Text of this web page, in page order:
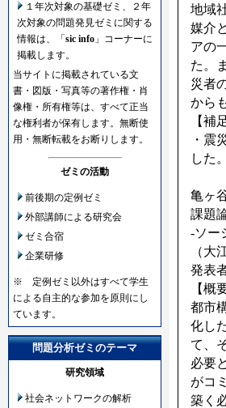
１年次対象の基礎ゼミ、２年
次対象の問題発見ゼミに関する
情報は、「 sic info 」コーナーに
掲載します。
当サイトに掲載されている文
書・図版・写真等の著作権・肖
像権・所有権等は、すべて正当
な権利者が保有します。無断使
用・無断転載をお断りします。
ゼミの活動
前後期の定例ゼミ
外部講師による研究会
ゼミ合宿
企業研修
※ 定例ゼミ以外はすべて学生
による自主的な参加を原則にし
ています。
問題分析ゼミのテーマ
研究領域
社会ネットワークの解析
地域
媒介
アの
た。
災者
から
【補
・震
した
亀ヶ
課題
‐ソー
（大
発表
【概
都市
化し
て、
必要
がコ
築く